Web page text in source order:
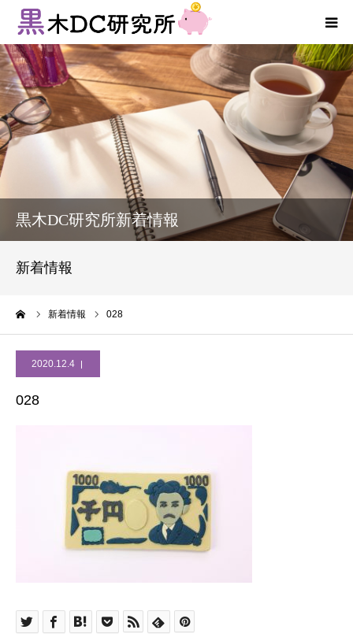
黒木DC研究所新着情報
新着情報
新着情報 028
2020.12.4
028
法人向けサービス
個人向けサービス
新着情報
お問い合わせ